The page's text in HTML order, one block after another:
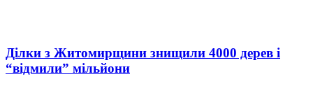
Ділки з Житомирщини знищили 4000 дерев і
“відмили” мільйони